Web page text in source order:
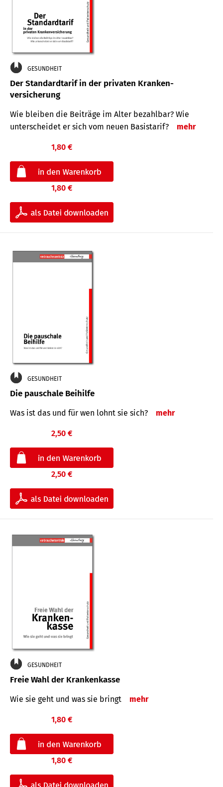
GESUNDHEIT
Der Standard­tarif in der privaten Kranken­
versicherung
Wie bleiben die Beiträge im Alter bezahlbar? Wie
unterscheidet er sich vom neuen Basistarif?
mehr
1,80 €
1,80 €
GESUNDHEIT
Die pauschale Beihilfe
Was ist das und für wen lohnt sie sich? mehr
2,50 €
2,50 €
GESUNDHEIT
Freie Wahl der Krankenkasse
Wie sie geht und was sie bringt mehr
1,80 €
1,80 €